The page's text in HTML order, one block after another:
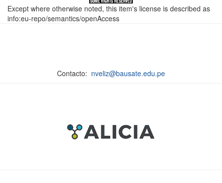
Except where otherwise noted, this item's license is described as
info:eu-repo/semantics/openAccess
Contacto: nveliz@bausate.edu.pe